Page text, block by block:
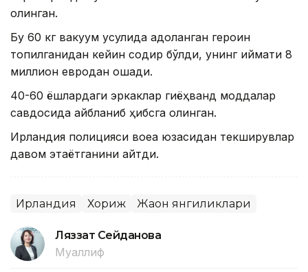
олинган.
Бу 60 кг вакуум усулида қадоқланган героин
топилганидан кейин содир бўлди, унинг қиймати 8
миллион евродан ошади.
40-60 ёшлардаги эркаклар гиёҳванд моддалар
савдосида айбланиб ҳибсга олинган.
Ирландия полицияси воқеа юзасидан текширувлар
давом этаётганини айтди.
Ирландия Хориж Жаҳон янгиликлари
Ляззат Сейданова
Муаллиф